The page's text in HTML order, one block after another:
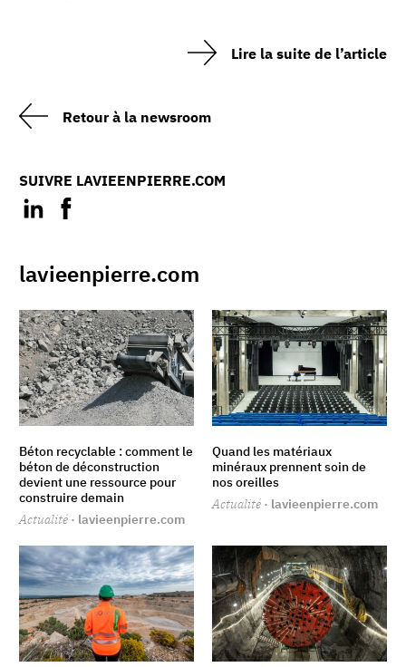
Lire la suite de l’article
Retour à la newsroom
SUIVRE LAVIEENPIERRE.COM
lavieenpierre.com
Béton recyclable : comment le
béton de déconstruction
devient une ressource pour
construire demain
Actualité · lavieenpierre.com
Quand les matériaux
minéraux prennent soin de
nos oreilles
Actualité · lavieenpierre.com